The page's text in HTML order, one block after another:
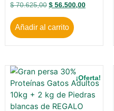
$70.625,00 $ 56.500,00
Añadir al carrito
¡Oferta!